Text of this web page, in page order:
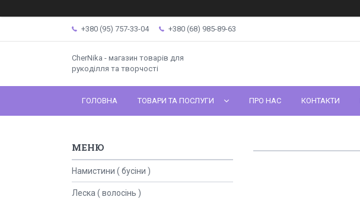
+380 (95) 757-33-04 +380 (68) 985-89-63
CherNika - магазин товарів для
рукоділля та творчості
ГОЛОВНА ТОВАРИ ТА ПОСЛУГИ ПРО НАС КОНТАКТИ
Намистини ( бусіни )
Леска ( волосінь )